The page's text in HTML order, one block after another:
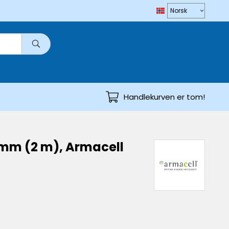
Handlekurven er tom!
(2 m), Armacell